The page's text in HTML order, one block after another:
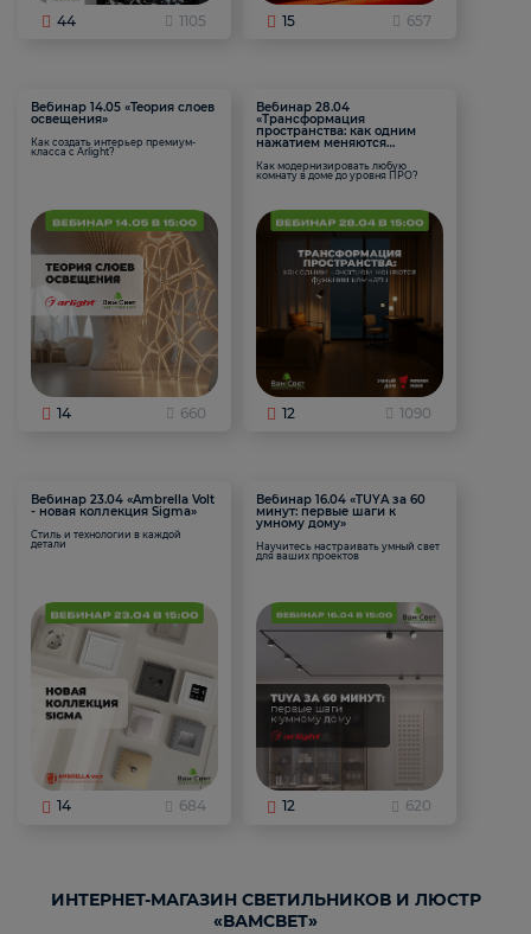
44 1105 15 657
Вебинар 14.05 «Теория слоев
освещения»
Как создать интерьер премиум-
класса с Arlight?
14 660
Вебинар 28.04
«Трансформация
пространства: как одним
нажатием меняются
Как модернизировать любую
комнату в доме до уровня ПРО?
12 1090
Вебинар 23.04 «Ambrella Volt
- новая коллекция Sigma»
Стиль и технологии в каждой
детали
14 684
Вебинар 16.04 «TUYA за 60
минут: первые шаги к
умному дому»
Научитесь настраивать умный свет
для ваших проектов
12 620
ИНТЕРНЕТ-МАГАЗИН СВЕТИЛЬНИКОВ И ЛЮСТР
«ВАМСВЕТ»